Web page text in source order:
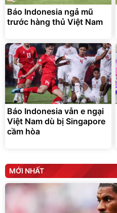
Báo Indonesia ngả mũ
trước hàng thủ Việt Nam
Báo Indonesia vẫn e ngại
Việt Nam dù bị Singapore
cầm hòa
MỚI NHẤT